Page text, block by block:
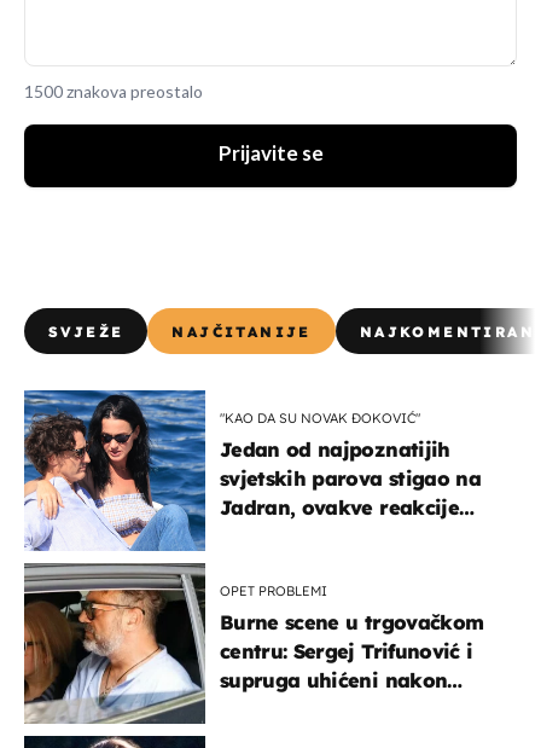
1500 znakova preostalo
Prijavite se
SVJEŽE NAJČITANIJE
"KAO DA SU NOVAK ĐOKOVIĆ"
Jedan od najpoznatijih
svjetskih parova stigao na
Jadran, ovakve reakcije
OPET PROBLEMI
Burne scene u trgovačkom
centru: Sergej Trifunović i
supruga uhićeni nakon